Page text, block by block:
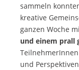
sammeln
kreative
ganzen Woche
und einem prall
und